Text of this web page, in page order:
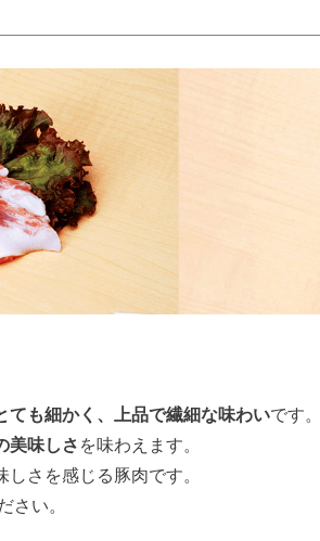
ても細かく、上品で繊細な味わいです。
美味しさ を味わえます。
しさを感じる豚肉です。
さい。